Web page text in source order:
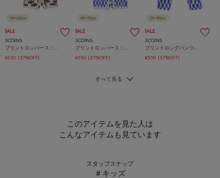
SALE
3COINS
¥550 (37%OFF)
SALE
3COINS
¥550 (37%OFF)
SALE
3COINS
¥550 (37%OFF)
このアイテムを見た人は
こんなアイテムも見ています
スタッフスナップ
＃キッズ